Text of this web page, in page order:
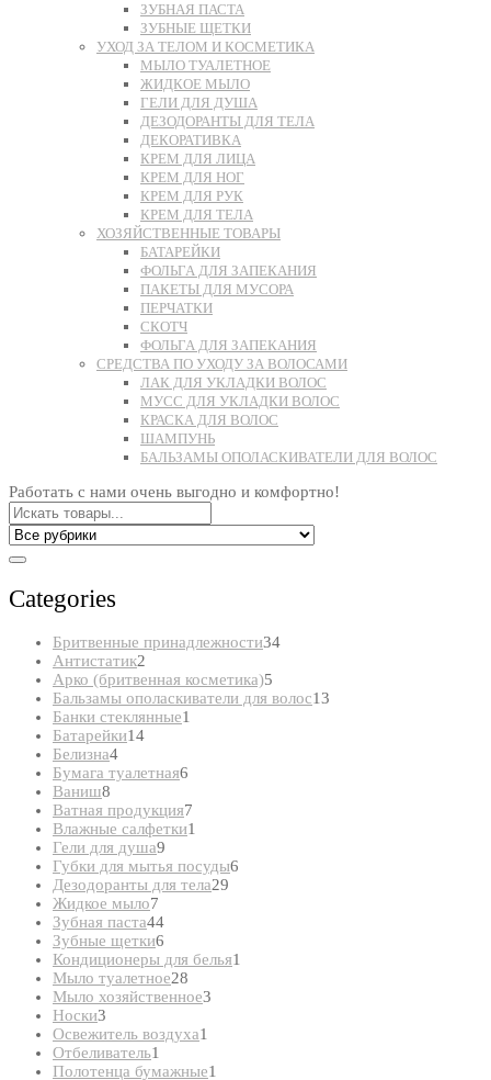
ЗУБНАЯ ПАСТА
ЗУБНЫЕ ЩЕТКИ
УХОД ЗА ТЕЛОМ И КОСМЕТИКА
МЫЛО ТУАЛЕТНОЕ
ЖИДКОЕ МЫЛО
ГЕЛИ ДЛЯ ДУША
ДЕЗОДОРАНТЫ ДЛЯ ТЕЛА
ДЕКОРАТИВКА
КРЕМ ДЛЯ ЛИЦА
КРЕМ ДЛЯ НОГ
КРЕМ ДЛЯ РУК
КРЕМ ДЛЯ ТЕЛА
ХОЗЯЙСТВЕННЫЕ ТОВАРЫ
БАТАРЕЙКИ
ФОЛЬГА ДЛЯ ЗАПЕКАНИЯ
ПАКЕТЫ ДЛЯ МУСОРА
ПЕРЧАТКИ
СКОТЧ
ФОЛЬГА ДЛЯ ЗАПЕКАНИЯ
СРЕДСТВА ПО УХОДУ ЗА ВОЛОСАМИ
ЛАК ДЛЯ УКЛАДКИ ВОЛОС
МУСС ДЛЯ УКЛАДКИ ВОЛОС
КРАСКА ДЛЯ ВОЛОС
ШАМПУНЬ
БАЛЬЗАМЫ ОПОЛАСКИВАТЕЛИ ДЛЯ ВОЛОС
Работать с нами очень выгодно и комфортно!
Categories
Бритвенные принадлежности3434
Антистатик2
товара
Арко (бритвенная косметика)5
товаров
Бальзамы ополаскиватели для волос13
Банки стеклянные1
Батарейки1414
Белизна44
товара
Бумага туалетная6
Ваниш8
товаров
Ватная продукция7
товаров
Влажные салфетки1
Гели для душа9
товаров
Губки для мытья посуды6
Дезодоранты для тела29
Жидкое мыло7
товаров
Зубная паста4444
Зубные щетки6
товаров
Кондиционеры для белья1
Мыло туалетное28
товаров
Мыло хозяйственное3
Носки3
товара
Освежитель воздуха1
Отбеливатель1
товар
Полотенца бумажные1